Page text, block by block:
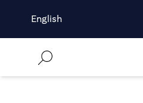
English